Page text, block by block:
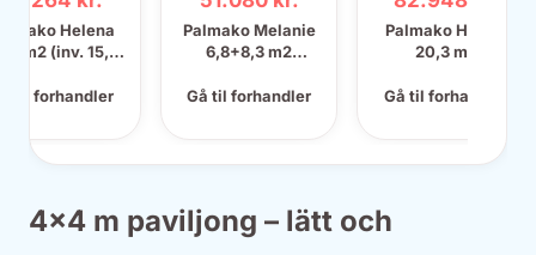
Helena
m2 (inv. 15,1
til forhandler
Palmako Melanie
6,8+8,3 m2
Gå til forhandler
Palmako Hanna
20,3 m2
Gå til forhandler
4×4 m paviljong – lätt och